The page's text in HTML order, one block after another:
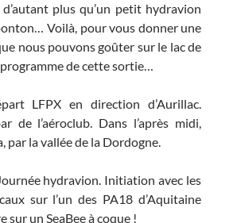
plus qu’un petit hydravion
Voilà, pour vous donner une
nous pouvons goûter sur le lac de
de cette sortie…
LFPX en direction d’Aurillac.
de l’aéroclub. Dans l’après midi,
par la vallée de la Dordogne.
hydravion. Initiation avec les
sur l’un des PA18 d’Aquitaine
sur un SeaBee à coque !